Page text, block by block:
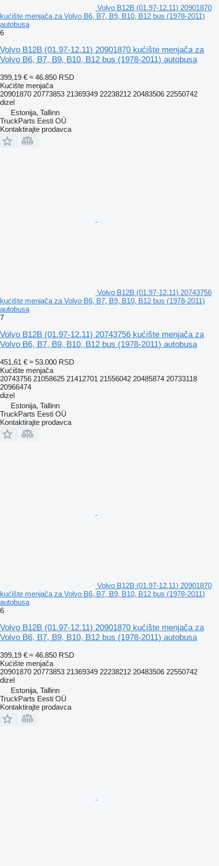
Volvo B12B (01.97-12.11) 20901870
kućište menjača za Volvo B6, B7, B9, B10, B12 bus (1978-2011)
autobusa
6
Volvo B12B (01.97-12.11) 20901870 kućište menjača za
Volvo B6, B7, B9, B10, B12 bus (1978-2011) autobusa
399,19 € ≈ 46.850 RSD
Kućište menjača
20901870 20773853 21369349 22238212 20483506 22550742
dizel
Estonija, Tallinn
TruckParts Eesti OÜ
Kontaktirajte prodavca
Volvo B12B (01.97-12.11) 20743756
kućište menjača za Volvo B6, B7, B9, B10, B12 bus (1978-2011)
autobusa
7
Volvo B12B (01.97-12.11) 20743756 kućište menjača za
Volvo B6, B7, B9, B10, B12 bus (1978-2011) autobusa
451,61 € ≈ 53.000 RSD
Kućište menjača
20743756 21058625 21412701 21556042 20485874 20733118
20966474
dizel
Estonija, Tallinn
TruckParts Eesti OÜ
Kontaktirajte prodavca
Volvo B12B (01.97-12.11) 20901870
kućište menjača za Volvo B6, B7, B9, B10, B12 bus (1978-2011)
autobusa
6
Volvo B12B (01.97-12.11) 20901870 kućište menjača za
Volvo B6, B7, B9, B10, B12 bus (1978-2011) autobusa
399,19 € ≈ 46.850 RSD
Kućište menjača
20901870 20773853 21369349 22238212 20483506 22550742
dizel
Estonija, Tallinn
TruckParts Eesti OÜ
Kontaktirajte prodavca